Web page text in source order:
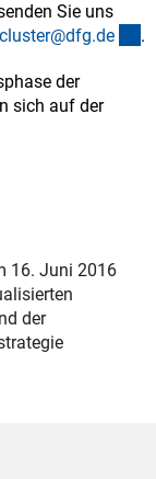
Sie uns
e .
der
sich auf der
Link)
16. Juni 2016
der